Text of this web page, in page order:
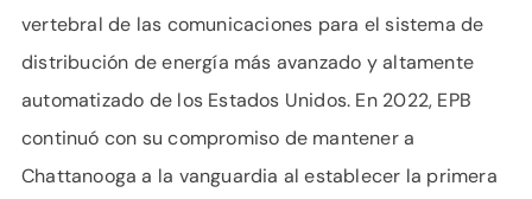
vertebral de las comunicaciones para el sistema de
distribución de energía más avanzado y altamente
automatizado de los Estados Unidos. En 2022, EPB
continuó con su compromiso de mantener a
Chattanooga a la vanguardia al establecer la primera